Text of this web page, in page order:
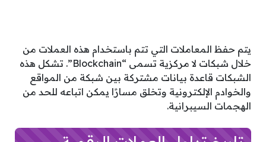
يتم حفظ المعاملات التي تتم باستخدام هذه العملات من
خلال شبكات لا مركزية تسمى “Blockchain”. تشكل هذه
الشبكات قاعدة بيانات مشتركة بين شبكة من المواقع
والخوادم الإلكترونية وتخلق مسارًا يمكن اتباعه للحد من
الهجمات السيبرانية.